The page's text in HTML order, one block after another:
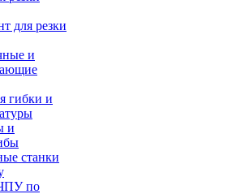
для резки
и
гибки и
и
станки
по